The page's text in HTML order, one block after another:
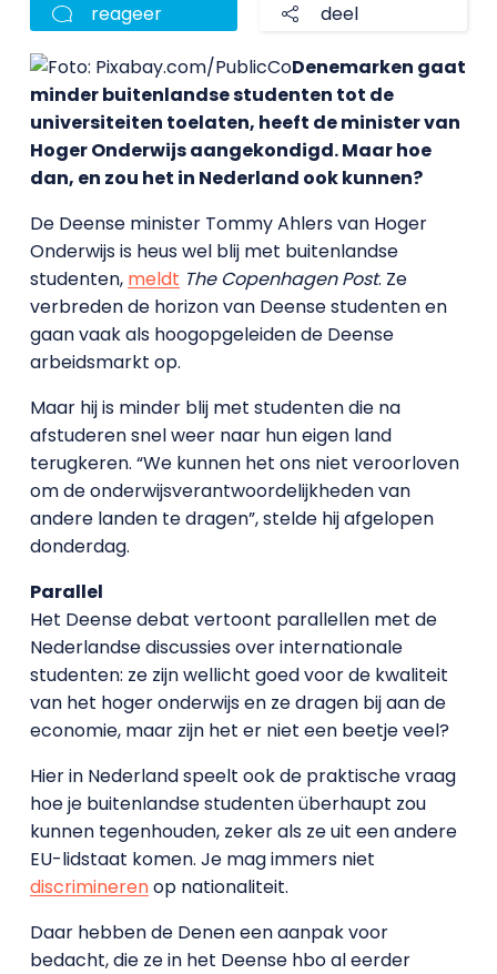
reageer deel
Denemarken gaat
minder buitenlandse studenten tot de
universiteiten toelaten, heeft de minister van
Hoger Onderwijs aangekondigd. Maar hoe
dan, en zou het in Nederland ook kunnen?
De Deense minister Tommy Ahlers van Hoger
Onderwijs is heus wel blij met buitenlandse
studenten, meldt The Copenhagen Post. Ze
verbreden de horizon van Deense studenten en
gaan vaak als hoogopgeleiden de Deense
arbeidsmarkt op.
Maar hij is minder blij met studenten die na
afstuderen snel weer naar hun eigen land
terugkeren. “We kunnen het ons niet veroorloven
om de onderwijsverantwoordelijkheden van
andere landen te dragen”, stelde hij afgelopen
donderdag.
Parallel
Het Deense debat vertoont parallellen met de
Nederlandse discussies over internationale
studenten: ze zijn wellicht goed voor de kwaliteit
van het hoger onderwijs en ze dragen bij aan de
economie, maar zijn het er niet een beetje veel?
Hier in Nederland speelt ook de praktische vraag
hoe je buitenlandse studenten überhaupt zou
kunnen tegenhouden, zeker als ze uit een andere
EU-lidstaat komen. Je mag immers niet
discriminerenop nationaliteit.
Daar hebben de Denen een aanpak voor
bedacht, die ze in het Deense hbo al eerder